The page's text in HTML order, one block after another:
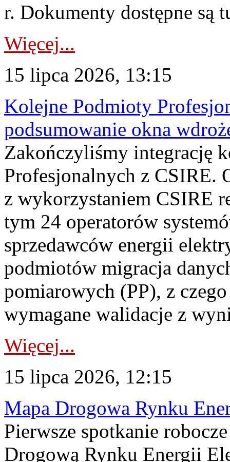
r. Dokumenty dostępne są
Więcej...
15 lipca 2026, 13:15
Kolejne Podmioty
podsumowanie okna
Zakończyliśmy integrację
Profesjonalnych z CSIRE.
z wykorzystaniem CSIRE
tym 24 operatorów
sprzedawców energii
podmiotów migracja
pomiarowych (PP), z
wymagane walidacje z
Więcej...
15 lipca 2026, 12:15
Mapa Drogowa Rynku
Pierwsze spotkanie
Drogową Rynku Energii